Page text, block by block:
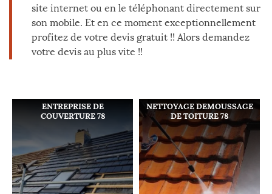
site internet ou en le téléphonant directement sur
son mobile. Et en ce moment exceptionnellement
profitez de votre devis gratuit !! Alors demandez
votre devis au plus vite !!
ENTREPRISE DE
COUVERTURE 78
NETTOYAGE DEMOUSSAGE
DE TOITURE 78